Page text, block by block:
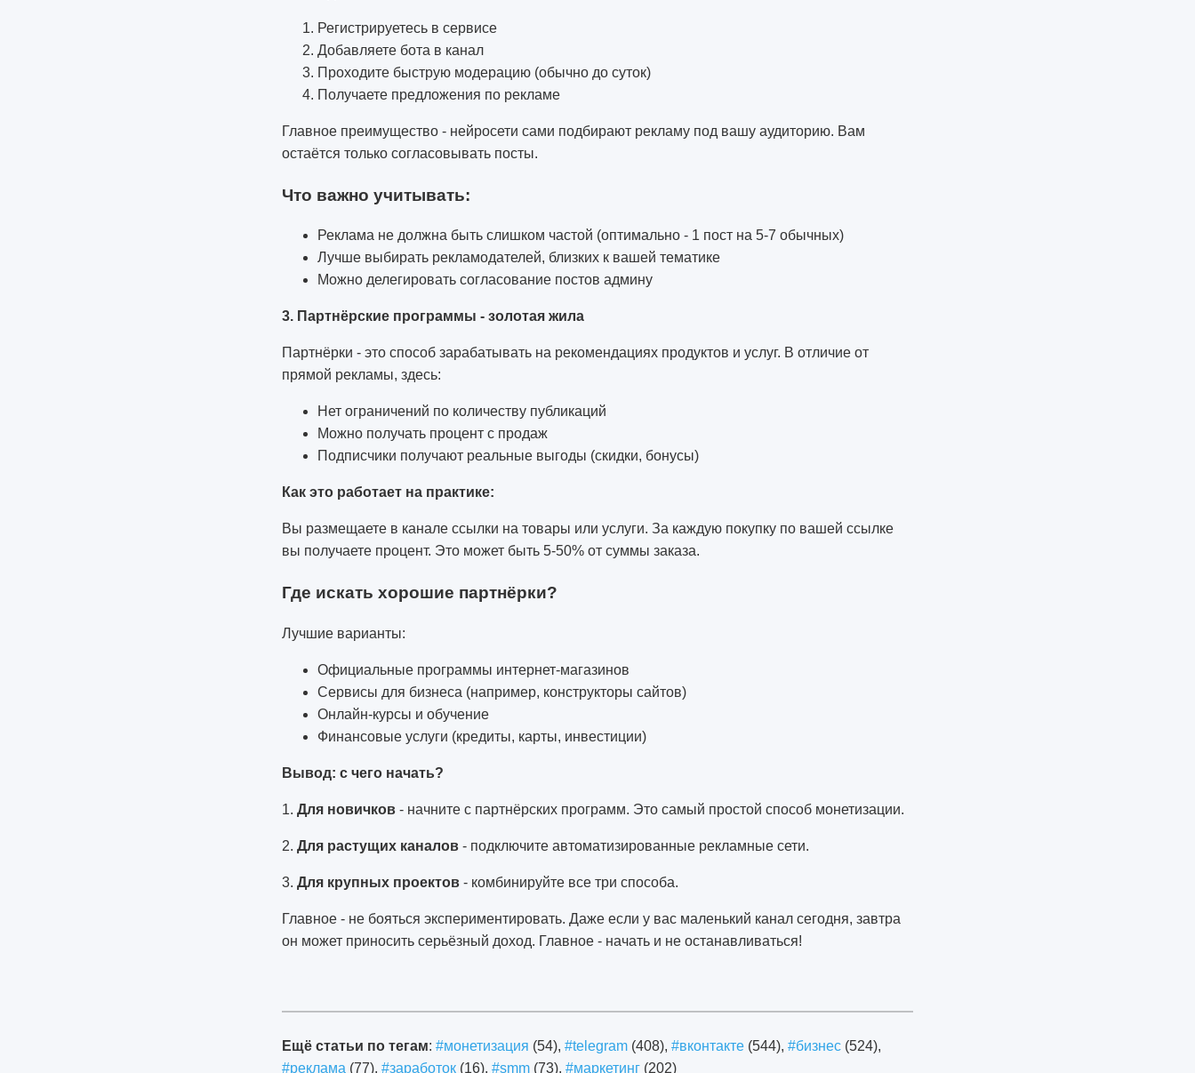
Регистрируетесь в сервисе
Добавляете бота в канал
Проходите быструю модерацию (обычно до суток)
Получаете предложения по рекламе
Главное преимущество - нейросети сами подбирают рекламу под вашу аудиторию. Вам
остаётся только согласовывать посты.
Что важно учитывать:
Реклама не должна быть слишком частой (оптимально - 1 пост на 5-7 обычных)
Лучше выбирать рекламодателей, близких к вашей тематике
Можно делегировать согласование постов админу
3. Партнёрские программы - золотая жила
Партнёрки - это способ зарабатывать на рекомендациях продуктов и услуг. В отличие от
прямой рекламы, здесь:
Нет ограничений по количеству публикаций
Можно получать процент с продаж
Подписчики получают реальные выгоды (скидки, бонусы)
Как это работает на практике:
Вы размещаете в канале ссылки на товары или услуги. За каждую покупку по вашей ссылке
вы получаете процент. Это может быть 5-50% от суммы заказа.
Где искать хорошие партнёрки?
Лучшие варианты:
Официальные программы интернет-магазинов
Сервисы для бизнеса (например, конструкторы сайтов)
Онлайн-курсы и обучение
Финансовые услуги (кредиты, карты, инвестиции)
Вывод: с чего начать?
1. Для новичков - начните с партнёрских программ. Это самый простой способ монетизации.
2. Для растущих каналов - подключите автоматизированные рекламные сети.
3. Для крупных проектов - комбинируйте все три способа.
Главное - не бояться экспериментировать. Даже если у вас маленький канал сегодня, завтра
он может приносить серьёзный доход. Главное - начать и не останавливаться!
Ещё статьи по тегам: #монетизация (54), #telegram (408), #вконтакте (544), #бизнес (524),
#реклама (77), #заработок (16), #smm (73), #маркетинг (202)